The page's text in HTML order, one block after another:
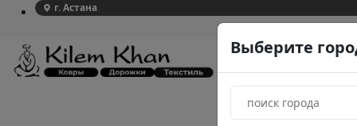
Выберите
г. Астана